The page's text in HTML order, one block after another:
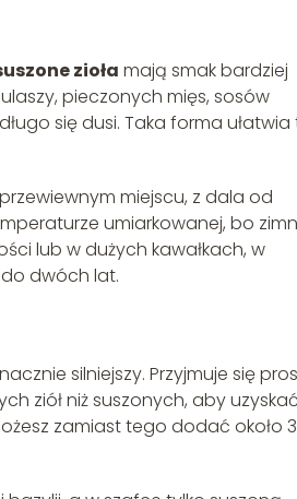
zioła mają smak bardziej
pieczonych mięs, sosów
się dusi. Taka forma ułatwia
miejscu, z dala od
umiarkowanej, bo
lub w dużych kawałkach, w
dwóch lat.
silniejszy. Przyjmuje się
ziół niż suszonych, aby uzyskać
zamiast tego dodać około 3